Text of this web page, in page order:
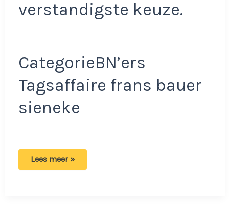
verstandigste keuze.
CategorieBN’ers
Tagsaffaire frans bauer
sieneke
Goed
Lees meer »